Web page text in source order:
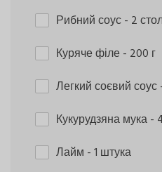
Рибний соус- 2
Куряче філе- 200 г
Легкий соєвий соус
Кукурудзяна мука-
Лайм - 1 штука